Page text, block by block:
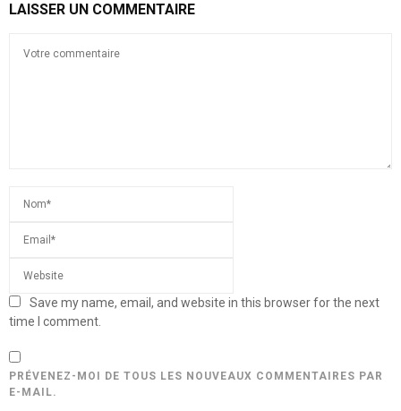
LAISSER UN COMMENTAIRE
Save my name, email, and website in this browser for the next
time I comment.
PRÉVENEZ-MOI DE TOUS LES NOUVEAUX COMMENTAIRES PAR
E-MAIL.